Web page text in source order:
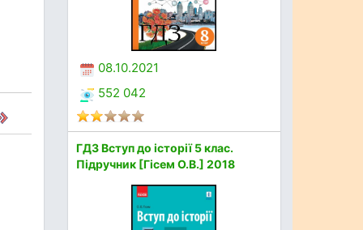
08.10.2021
552 042
ГДЗ Вступ до історії 5 клас.
Підручник [Гісем О.В.] 2018